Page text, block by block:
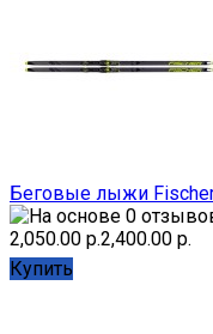
Беговые лыжи Fischer
2,050.00 р.2,400.00 р.
Купить